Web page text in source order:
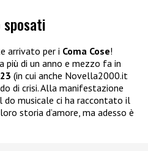
sposati
arrivato per i Coma Cose!
di un anno e mezzo fa in
(in cui anche Novella2000.it
di crisi. Alla manifestazione
do musicale ci ha raccontato il
storia d’amore, ma adesso è